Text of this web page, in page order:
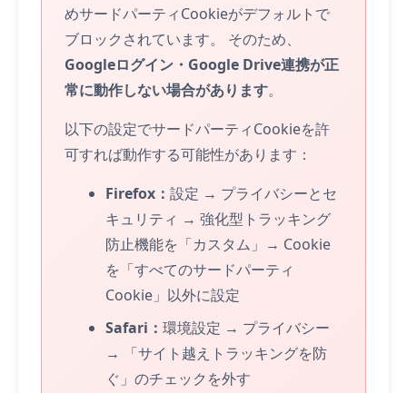
めサードパーティCookieがデフォルトで
ブロックされています。 そのため、
Googleログイン・Google Drive連携が正
常に動作しない場合があります。
以下の設定でサードパーティCookieを許
可すれば動作する可能性があります：
Firefox： 設定 → プライバシーとセ
キュリティ → 強化型トラッキング
防止機能を「カスタム」→ Cookie
を「すべてのサードパーティ
Cookie」以外に設定
Safari： 環境設定 → プライバシー
→ 「サイト越えトラッキングを防
ぐ」のチェックを外す